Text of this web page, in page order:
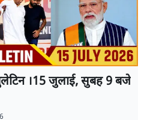
।15 जुलाई, सुबह 9 बजे